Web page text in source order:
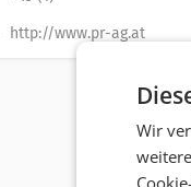
http://www.pr-ag.at
Wir